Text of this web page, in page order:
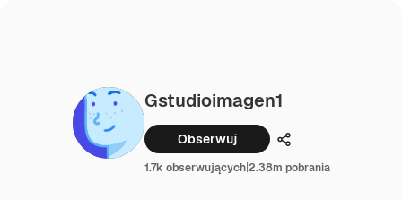
Gstudioimagen1
Obserwuj Udostępnij
1.7k obserwujących|2.38m pobrania